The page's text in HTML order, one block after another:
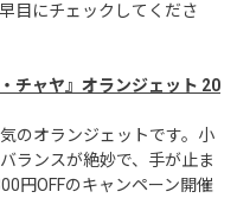
目にチェックしてくださ
チャヤ』オランジェット 20
のオランジェットです。小
ランスが絶妙で、手が止ま
円OFFのキャンペーン開催